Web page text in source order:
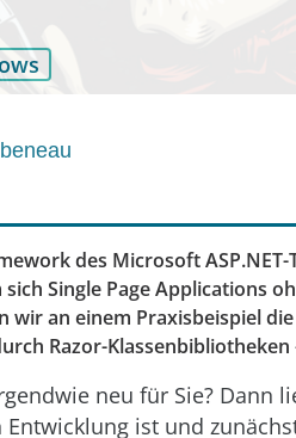
des Microsoft
Single Page Applications
wir an einem Praxisbeispiel
Razor-
neu für Sie? Dann
Entwicklung ist und